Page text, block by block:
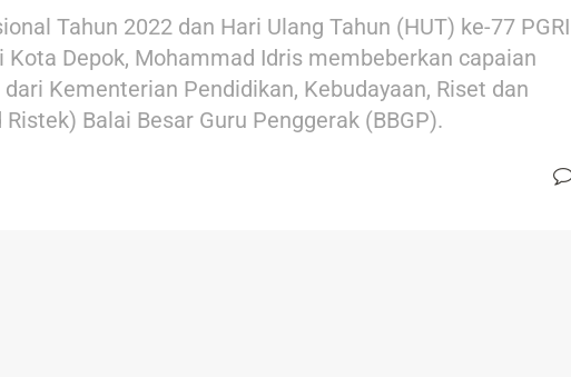
Tahun 2022 dan Hari Ulang Tahun (HUT) ke-77 PGRI
Kota Depok, Mohammad Idris membeberkan capaian
Kementerian Pendidikan, Kebudayaan, Riset dan
Balai Besar Guru Penggerak (BBGP).